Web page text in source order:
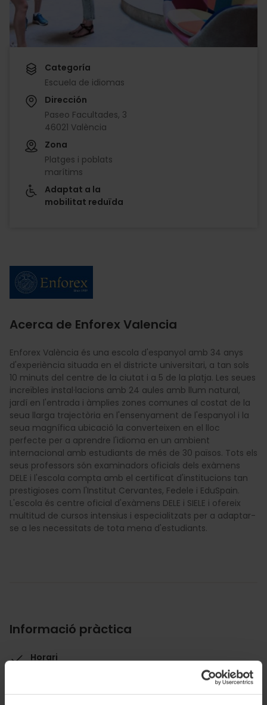
Categoría
Escuela de idiomas
Dirección
Paseo Facultades, 3
46021 València
Zona
Platges i poblats
marítims
Adaptat a la
mobilitat reduïda
Acerca de Enforex Valencia
Imagen
Enforex València és una escola d'espanyol amb 34 anys
d'experiència situada en el districte universitari, a tan sols
10 minuts del centre de la ciutat i a 5 de la platja. Les seues
increïbles instal·lacions amb 24 aules amb llum natural,
jardí en l'entrada i àmplies zones comunes al costat de la
seua llarga trajectòria en l'ensenyament de l'espanyol i la
seua magnífica ubicació la converteixen en el lloc
perfecte per a aprendre l'idioma en un ambient
internacional amb estudiants de més de 30 països. Tots els
seus professors són examinadors oficials dels exàmens
DELE i l'escola compta amb el certificat d'institucions tan
prestigioses com l'Institut Cervantes, Fedele i EduSpain.
L'escola és centre oficial d'exàmens DELE i SIELE i ofereix
multitud de cursos intensius i especialitzats per a adaptar-
se a les necessitats de tota mena d'estudiants.
Informació pràctica
Horari